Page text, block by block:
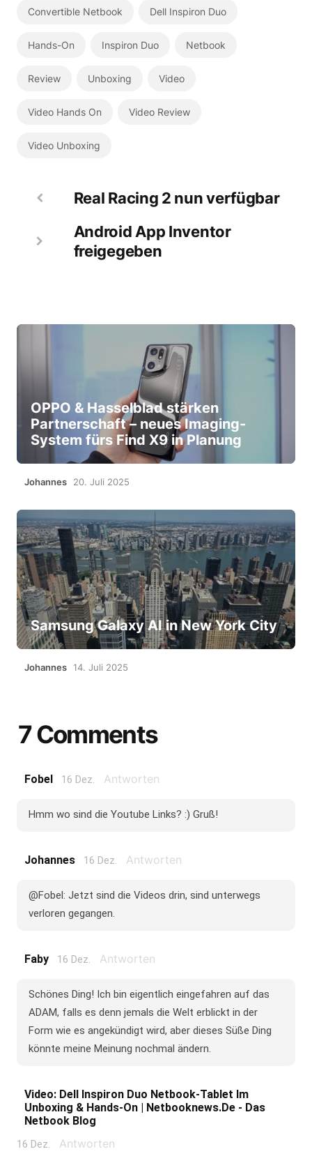
Convertible Netbook Dell Inspiron Duo
Hands-On Inspiron Duo Netbook
Review Unboxing Video
Video Hands On Video Review
Video Unboxing
Real Racing 2 nun verfügbar
Android App Inventor
freigegeben
OPPO & Hasselblad stärken
Partnerschaft – neues Imaging-
System fürs Find X9 in Planung
Johannes 20. Juli 2025
Samsung Galaxy AI in New York City
Johannes 14. Juli 2025
7 Comments
Fobel 16 Dez. Antworten
Hmm wo sind die Youtube Links? :) Gruß!
Johannes 16 Dez. Antworten
@Fobel: Jetzt sind die Videos drin, sind unterwegs
verloren gegangen.
Faby 16 Dez. Antworten
Schönes Ding! Ich bin eigentlich eingefahren auf das
ADAM, falls es denn jemals die Welt erblickt in der
Form wie es angekündigt wird, aber dieses Süße Ding
könnte meine Meinung nochmal ändern.
Video: Dell Inspiron Duo Netbook-Tablet Im
Unboxing & Hands-On | Netbooknews.de - Das
Netbook Blog
16 Dez. Antworten